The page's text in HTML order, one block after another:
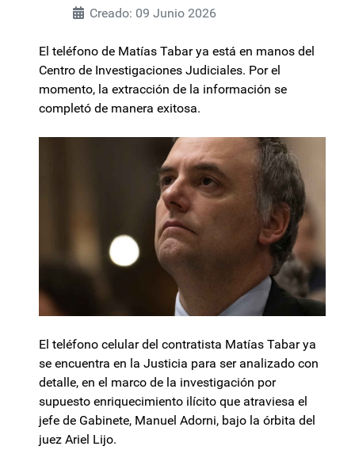
Creado: 09 Junio 2026
El teléfono de Matías Tabar ya está en manos del
Centro de Investigaciones Judiciales. Por el
momento, la extracción de la información se
completó de manera exitosa.
El teléfono celular del contratista Matías Tabar ya
se encuentra en la Justicia para ser analizado con
detalle, en el marco de la investigación por
supuesto enriquecimiento ilícito que atraviesa el
jefe de Gabinete, Manuel Adorni, bajo la órbita del
juez Ariel Lijo.